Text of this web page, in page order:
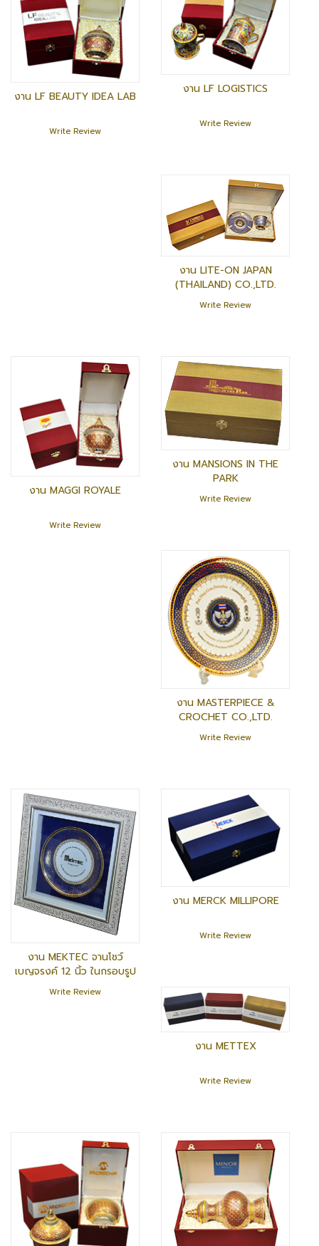
งาน LF BEAUTY IDEA LAB
Write Review
งาน LF LOGISTICS
Write Review
งาน LITE-ON JAPAN
(THAILAND) CO.,LTD.
Write Review
งาน MAGGI ROYALE
Write Review
งาน MANSIONS IN THE
PARK
Write Review
งาน MASTERPIECE &
CROCHET CO.,LTD.
Write Review
งาน MEKTEC จานโชว์
เบญจรงค์ 12 นิ้ว ในกรอบรูป
Write Review
งาน MERCK MILLIPORE
Write Review
งาน METTEX
Write Review